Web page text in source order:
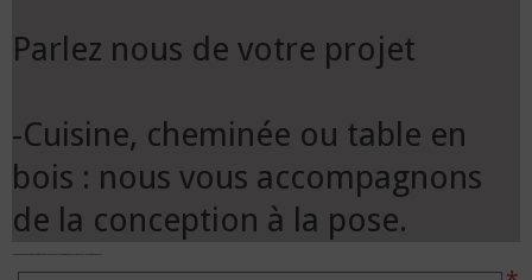
Parlez nous de votre projet
-Cuisine, cheminée ou table en
bois : nous vous accompagnons
de la conception à la pose.